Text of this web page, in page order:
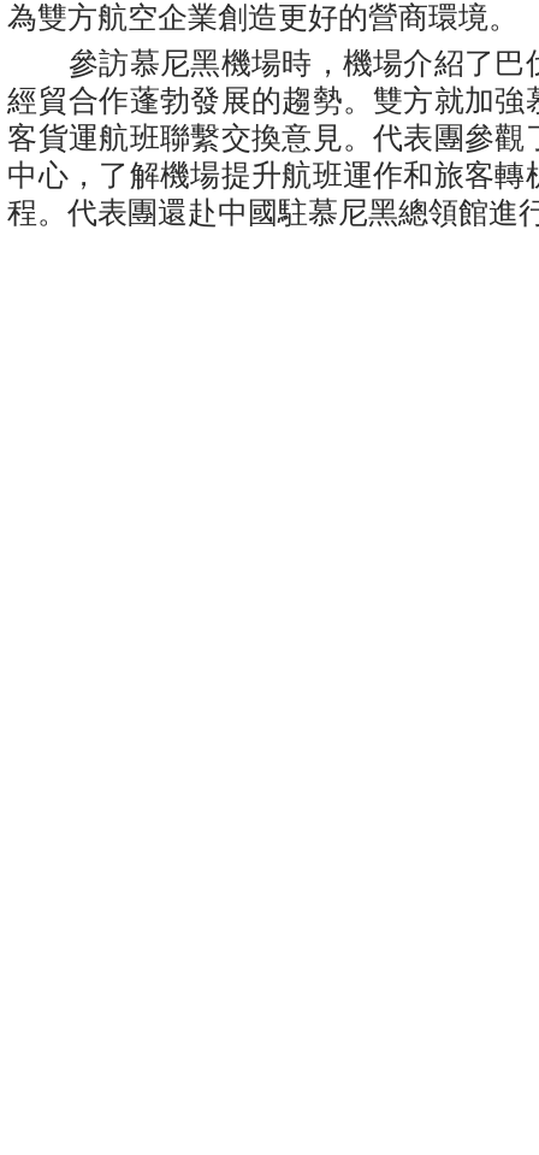
為雙方航空企業創造更好的營商環境。
參訪慕尼黑機場時，機場介紹了巴
經貿合作蓬勃發展的趨勢。雙方就加強
客貨運航班聯繫交換意見。代表團參觀
中心，了解機場提升航班運作和旅客轉
程。代表團還赴中國駐慕尼黑總領館進